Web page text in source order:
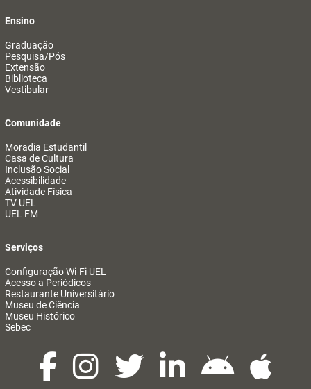
Ensino
Graduação
Pesquisa/Pós
Extensão
Biblioteca
Vestibular
Comunidade
Moradia Estudantil
Casa de Cultura
Inclusão Social
Acessibilidade
Atividade Física
TV UEL
UEL FM
Serviços
Configuração Wi-Fi UEL
Acesso a Periódicos
Restaurante Universitário
Museu de Ciência
Museu Histórico
Sebec